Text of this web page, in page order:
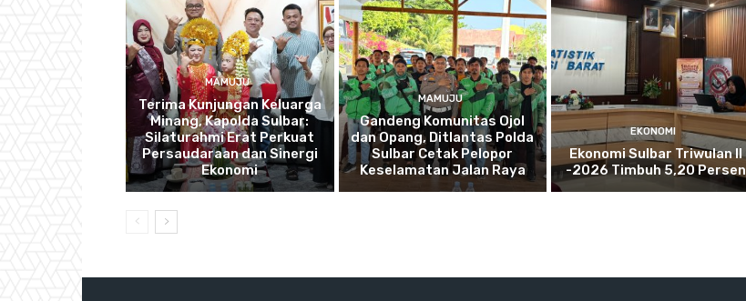
MAMUJU
Terima Kunjungan Keluarga
Minang, Kapolda Sulbar:
Silaturahmi Erat Perkuat
Persaudaraan dan Sinergi
Ekonomi
MAMUJU
Gandeng Komunitas Ojol
dan Opang, Ditlantas Polda
Sulbar Cetak Pelopor
Keselamatan Jalan Raya
EKONOMI
Ekonomi Sulbar Triwulan II
-2026 Timbuh 5,20 Persen